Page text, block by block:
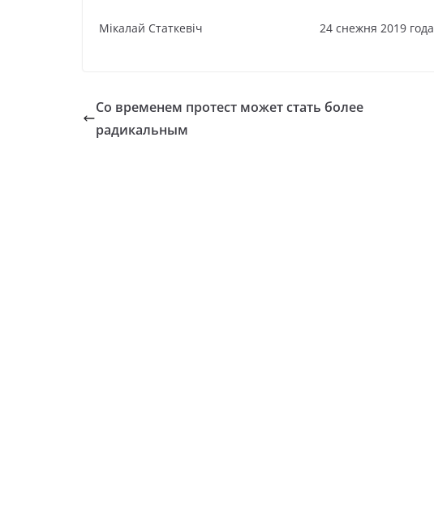
Мікалай Статкевіч 24 снежня 2019 года
Со временем протест может стать более
радикальным